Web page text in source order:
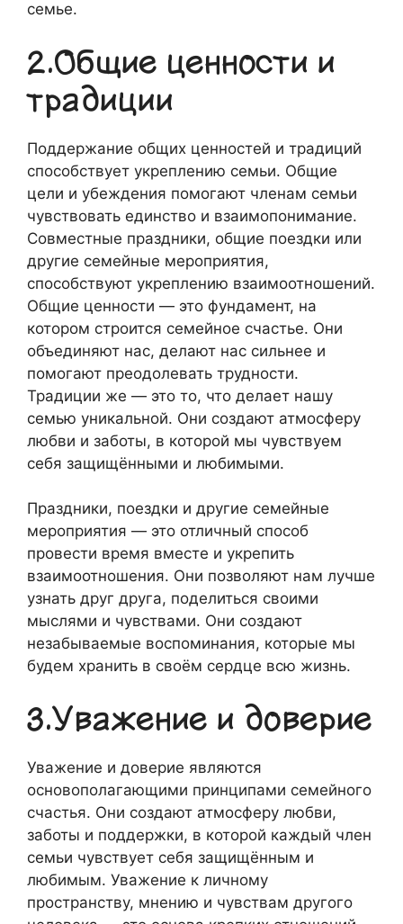
семье.
2.Общие ценности и
традиции
Поддержание общих ценностей и традиций
способствует укреплению семьи. Общие
цели и убеждения помогают членам семьи
чувствовать единство и взаимопонимание.
Совместные праздники, общие поездки или
другие семейные мероприятия,
способствуют укреплению взаимоотношений.
Общие ценности — это фундамент, на
котором строится семейное счастье. Они
объединяют нас, делают нас сильнее и
помогают преодолевать трудности.
Традиции же — это то, что делает нашу
семью уникальной. Они создают атмосферу
любви и заботы, в которой мы чувствуем
себя защищёнными и любимыми.
Праздники, поездки и другие семейные
мероприятия — это отличный способ
провести время вместе и укрепить
взаимоотношения. Они позволяют нам лучше
узнать друг друга, поделиться своими
мыслями и чувствами. Они создают
незабываемые воспоминания, которые мы
будем хранить в своём сердце всю жизнь.
3.Уважение и доверие
Уважение и доверие являются
основополагающими принципами семейного
счастья. Они создают атмосферу любви,
заботы и поддержки, в которой каждый член
семьи чувствует себя защищённым и
любимым. Уважение к личному
пространству, мнению и чувствам другого